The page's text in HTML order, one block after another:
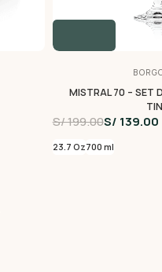
MISTRAL 70 – SET
S/ 199.00S/ 139.00
23.7 Oz700 ml